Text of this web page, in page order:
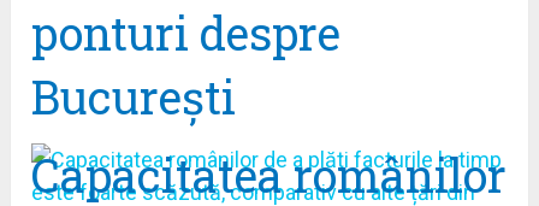
ponturi despre
Bucureşti
Capacitatea românilor